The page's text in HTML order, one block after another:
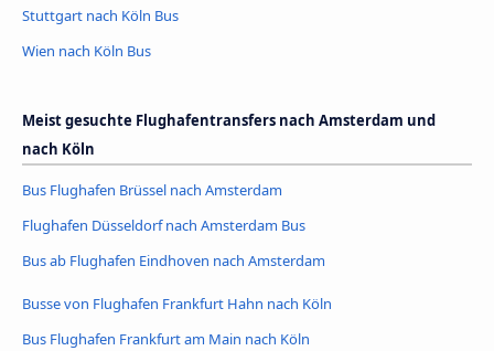
Stuttgart nach Köln Bus
Wien nach Köln Bus
Meist gesuchte Flughafentransfers nach Amsterdam und
nach Köln
Bus Flughafen Brüssel nach Amsterdam
Flughafen Düsseldorf nach Amsterdam Bus
Bus ab Flughafen Eindhoven nach Amsterdam
Busse von Flughafen Frankfurt Hahn nach Köln
Bus Flughafen Frankfurt am Main nach Köln